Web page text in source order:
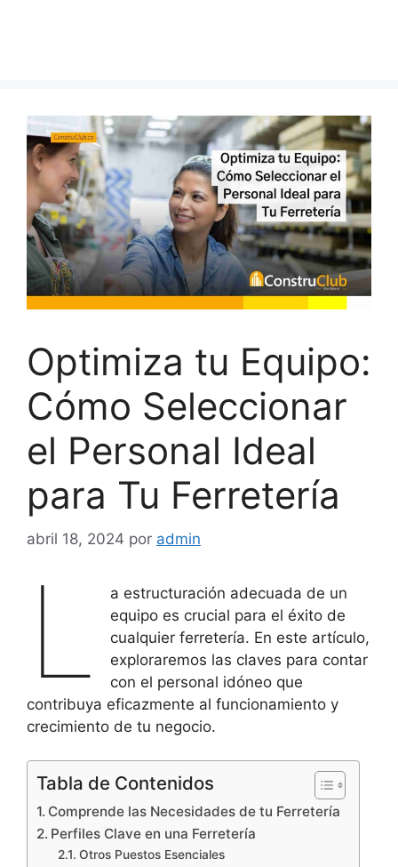
Optimiza tu Equipo:
Cómo Seleccionar
el Personal Ideal
para Tu Ferretería
abril 18, 2024 por admin
L
a estructuración adecuada de un
equipo es crucial para el éxito de
cualquier ferretería. En este artículo,
exploraremos las claves para contar
con el personal idóneo que
contribuya eficazmente al funcionamiento y
crecimiento de tu negocio.
Tabla de Contenidos
Comprende las Necesidades de tu Ferretería
Perfiles Clave en una Ferretería
Otros Puestos Esenciales